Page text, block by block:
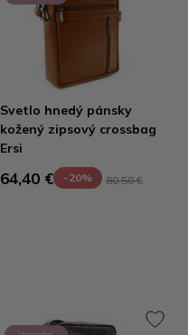
Svetlo hnedý pánsky
kožený zipsový crossbag
Ersi
64,40 € -20% 80,50 €